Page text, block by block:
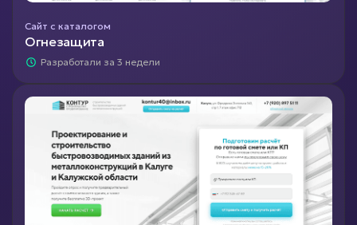
Сайт с каталогом
Огнезащита
Разработали за 3 недели